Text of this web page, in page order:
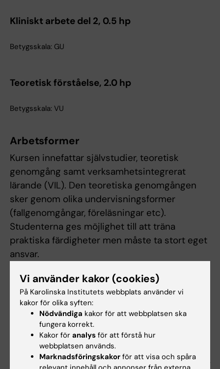
Kliniskt arbete del 2, 0.5 hp
Betygsskala: GU
Teoretisk förståelse, 2.0 hp
Betygsskala: VU
Arbetsformer
Kursen innefattar självstudier, teoretisk
genomgång samt verksamhetsintegrerat
lärande (VIL). Den teoretiska genomgången
sker genom olika undervisningsformer
(fallgenomgångar, föreläsningar etc).
Studenterna ges möjlighet till att träna
praktiska färdigheter men måste ta stort eget
ansvar.
Vissa utbildningsinslag är obligatoriska, se
rubriken "Examination".
Examination
Kursen examineras på följande sätt:
Moment 1, Vetenskaplig utveckling, examinerar
Vi använder kakor (cookies)
På Karolinska Institutets webbplats använder vi
kakor för olika syften:
Nödvändiga kakor för att webbplatsen ska
fungera korrekt.
Kakor för analys för att förstå hur
webbplatsen används.
Marknadsföringskakor för att visa och spåra